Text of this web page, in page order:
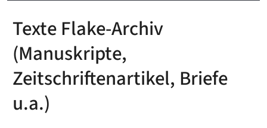
Texte Flake-Archiv
(Manuskripte,
Zeitschriftenartikel, Briefe
u.a.)